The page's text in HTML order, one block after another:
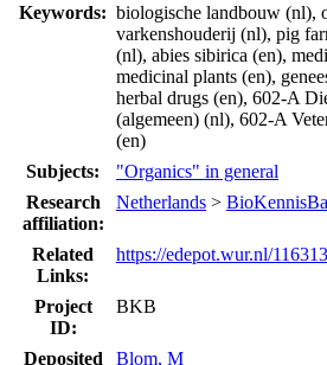
Keywords: biologische landbouw (nl),
varkenshouderij (nl), pig
(nl), abies sibirica (en),
medicinal plants (en),
herbal drugs (en), 602-A
(algemeen) (nl), 602-A
(en)
Subjects:
"Organics" in general
Research
affiliation:
Netherlands >
Related
Links:
https://edepot.wur.nl/116313
Project
ID:
BKB
Deposited Blom, M